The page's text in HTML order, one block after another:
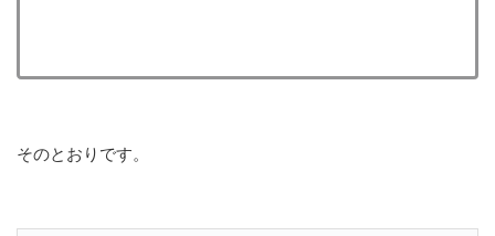
そのとおりです。